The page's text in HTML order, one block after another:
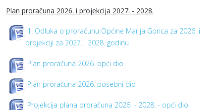
Plan proračuna 2026. i projekcija 2027. - 2028.
1. Odluka o proračunu Općine Marija Gorica za 2026. i
projekciji za 2027. i 2028. godinu
Plan proračuna 2026. opći dio
Plan proračuna 2026. posebni dio
Projekcija plana proračuna 2026. - 2028. - opći dio